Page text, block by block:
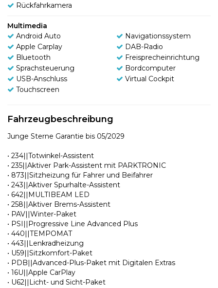
Rückfahrkamera
Multimedia
Android Auto
Navigationssystem
Apple Carplay
DAB-Radio
Bluetooth
Freisprecheinrichtung
Sprachsteuerung
Bordcomputer
USB-Anschluss
Virtual Cockpit
Touchscreen
Fahrzeugbeschreibung
Junge Sterne Garantie bis 05/2029
• 234||Totwinkel-Assistent
• 235||Aktiver Park-Assistent mit PARKTRONIC
• 873||Sitzheizung für Fahrer und Beifahrer
• 243||Aktiver Spurhalte-Assistent
• 642||MULTIBEAM LED
• 258||Aktiver Brems-Assistent
• PAV||Winter-Paket
• PSI||Progressive Line Advanced Plus
• 440||TEMPOMAT
• 443||Lenkradheizung
• U59||Sitzkomfort-Paket
• PDB||Advanced-Plus-Paket mit Digitalen Extras
• 16U||Apple CarPlay
• U62||Licht- und Sicht-Paket